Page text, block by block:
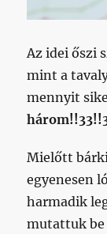
Az idei őszi
mint a
mennyit
Mielőtt
egyenesen
harmadik
mutattuk be